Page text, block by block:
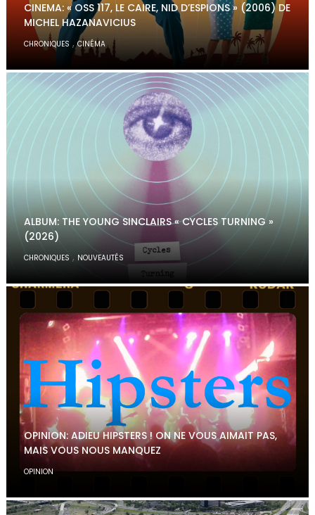
CINEMA: « OSS 117, LE CAIRE, NID D’ESPIONS » (2006) DE
MICHEL HAZANAVICIUS
CHRONIQUES ,CINÉMA
ALBUM: THE YOUNG SINCLAIRS « CYCLES TURNING »
(2026)
CHRONIQUES , NOUVEAUTÉS
OPINION: ADIEU HIPSTERS ! ON NE VOUS AIMAIT PAS,
MAIS VOUS NOUS MANQUEZ
OPINION